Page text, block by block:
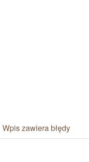
Wpis zawiera błędy